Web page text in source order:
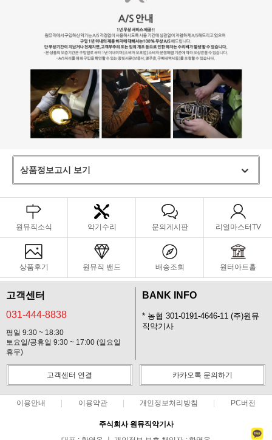
상품정보고시 보기
원뮤직소식 악기수리 문의게시판 리얼마스터TV
상품후기 원뮤직 밴드 배송조회 원터아트홀
고객센터
031-444-8838
평일 9:30 ~ 18:30
토요일/공휴일 9:30 ~ 17:00 (일요일
휴무)
BANK INFO
* 농협 301-0191-4646-11 (주)원뮤
직악기사
고객센터 연결 카카오톡 문의하기
이용안내 이용약관 개인정보처리방침 PC버전
주식회사 원뮤직악기사